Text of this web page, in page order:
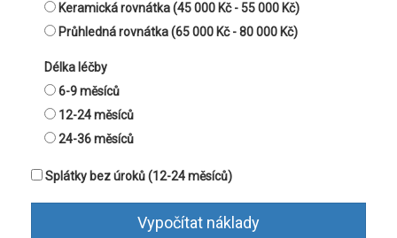
Keramická rovnátka (45 000 Kč - 55 000 Kč)
Průhledná rovnátka (65 000 Kč - 80 000 Kč)
Délka léčby
6-9 měsíců
12-24 měsíců
24-36 měsíců
Splátky bez úroků (12-24 měsíců)
Vypočítat náklady